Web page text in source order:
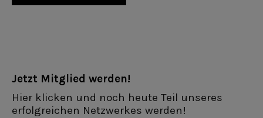
Jetzt Mitglied werden!
Hier klicken und noch heute Teil unseres
erfolgreichen Netzwerkes werden!